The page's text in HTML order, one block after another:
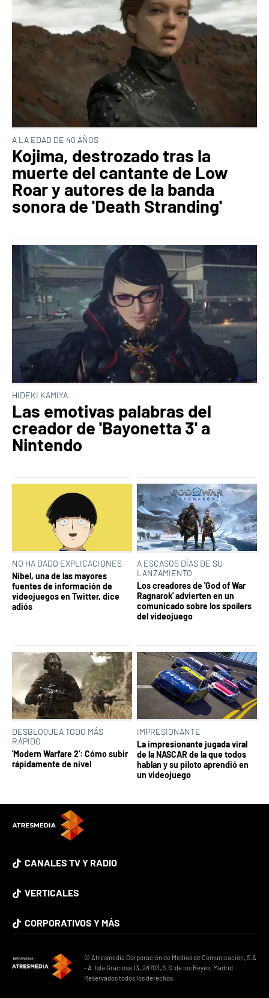
A LA EDAD DE 40 AÑOS
Kojima, destrozado tras la
muerte del cantante de Low
Roar y autores de la banda
sonora de 'Death Stranding'
HIDEKI KAMIYA
Las emotivas palabras del
creador de 'Bayonetta 3' a
Nintendo
NO HA DADO EXPLICACIONES
Nibel, una de las mayores
fuentes de información de
videojuegos en Twitter, dice
adiós
A ESCASOS DÍAS DE SU
LANZAMIENTO
Los creadores de 'God of War
Ragnarok' advierten en un
comunicado sobre los spoílers
del videojuego
DESBLOQUEA TODO MÁS
RÁPIDO
'Modern Warfare 2': Cómo subir
rápidamente de nivel
IMPRESIONANTE
La impresionante jugada viral
de la NASCAR de la que todos
hablan y su piloto aprendió en
un videojuego
CANALES TV Y RADIO
VERTICALES
CORPORATIVOS Y MÁS
© Atresmedia Corporación de Medios de Comunicación, S.A
- A. Isla Graciosa 13, 28703, S.S. de los Reyes, Madrid.
Reservados todos los derechos